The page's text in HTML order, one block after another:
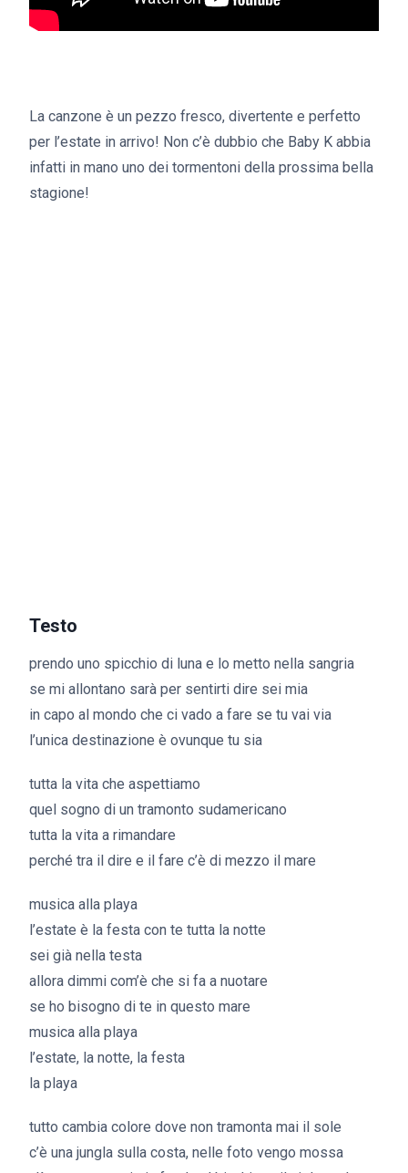
La canzone è un pezzo fresco, divertente e perfetto
per l’estate in arrivo! Non c’è dubbio che Baby K abbia
infatti in mano uno dei tormentoni della prossima bella
stagione!
Testo
prendo uno spicchio di luna e lo metto nella sangria
se mi allontano sarà per sentirti dire sei mia
in capo al mondo che ci vado a fare se tu vai via
l’unica destinazione è ovunque tu sia
tutta la vita che aspettiamo
quel sogno di un tramonto sudamericano
tutta la vita a rimandare
perché tra il dire e il fare c’è di mezzo il mare
musica alla playa
l’estate è la festa con te tutta la notte
sei già nella testa
allora dimmi com’è che si fa a nuotare
se ho bisogno di te in questo mare
musica alla playa
l’estate, la notte, la festa
la playa
tutto cambia colore dove non tramonta mai il sole
c’è una jungla sulla costa, nelle foto vengo mossa